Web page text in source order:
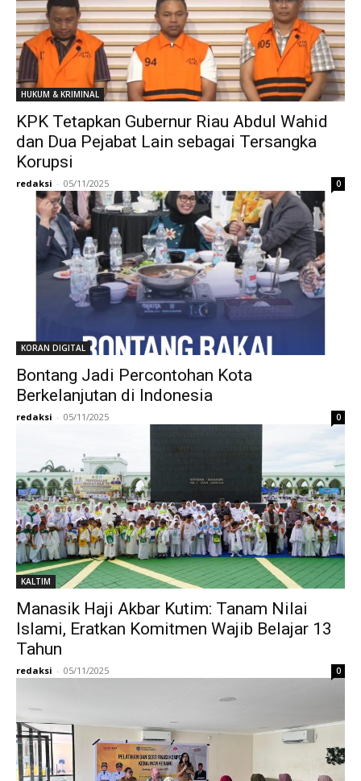
HUKUM & KRIMINAL
KPK Tetapkan Gubernur Riau Abdul Wahid
dan Dua Pejabat Lain sebagai Tersangka
Korupsi
redaksi - 05/11/2025 0
KORAN DIGITAL
Bontang Jadi Percontohan Kota
Berkelanjutan di Indonesia
redaksi - 05/11/2025 0
KALTIM
Manasik Haji Akbar Kutim: Tanam Nilai
Islami, Eratkan Komitmen Wajib Belajar 13
Tahun
redaksi - 05/11/2025 0